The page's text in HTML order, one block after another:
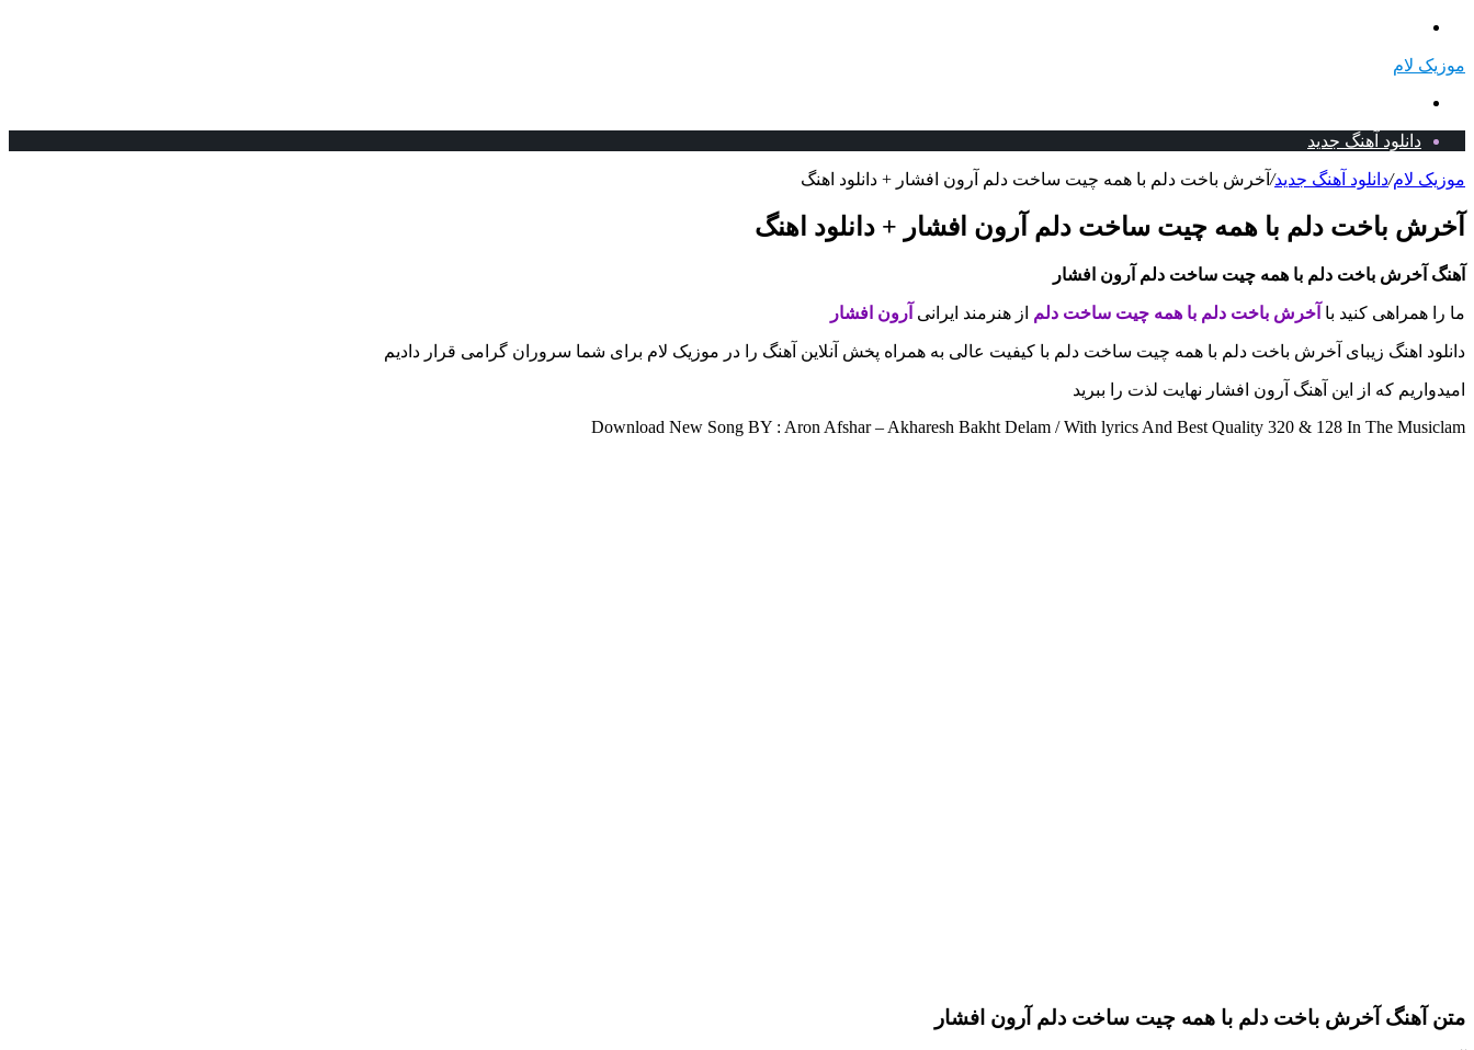
موزیک لام
دانلود آهنگ جدید
موزیک لام/دانلود آهنگ جدید/ آخرش باخت دلم با همه چیت ساخت دلم آرون افشار + دانلود اهنگ
آخرش باخت دلم با همه چیت ساخت دلم آرون افشار + دانلود اهنگ
آهنگ آخرش باخت دلم با همه چیت ساخت دلم آرون افشار
ما را همراهی کنید با آخرش باخت دلم با همه چیت ساخت دلم از هنرمند ایرانی آرون افشار
دانلود اهنگ زیبای آخرش باخت دلم با همه چیت ساخت دلم با کیفیت عالی به همراه پخش آنلاین آهنگ را در موزیک لام برای شما سروران گرامی قرار دادیم
امیدواریم که از این آهنگ آرون افشار نهایت لذت را ببرید
Download New Song BY : Aron Afshar – Akharesh Bakht Delam / With lyrics And Best Quality 320 & 128 In The Musiclam
متن آهنگ آخرش باخت دلم با همه چیت ساخت دلم آرون افشار